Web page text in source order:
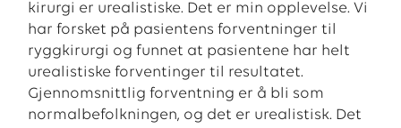
kirurgi er urealistiske. Det er min opplevelse. Vi
har forsket på pasientens forventninger til
ryggkirurgi og funnet at pasientene har helt
urealistiske forventinger til resultatet.
Gjennomsnittlig forventning er å bli som
normalbefolkningen, og det er urealistisk. Det